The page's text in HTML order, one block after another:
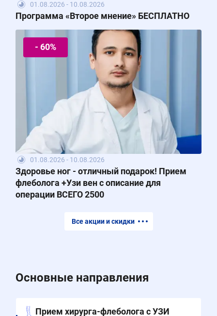
01.08.2026 - 10.08.2026
Программа «Второе мнение» БЕСПЛАТНО
- 60%
01.08.2026 - 10.08.2026
Здоровье ног - отличный подарок! Прием
флеболога +Узи вен с описание для
операции ВСЕГО 2500
Все акции и скидки
Основные направления
Прием хирурга-флеболога с УЗИ